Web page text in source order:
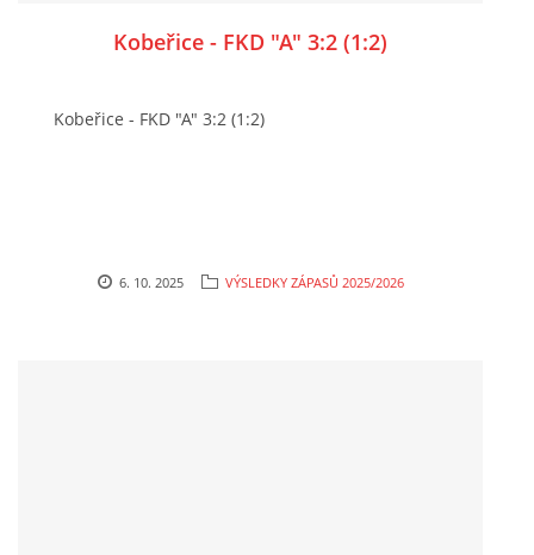
Kobeřice - FKD "A" 3:2 (1:2)
Kobeřice - FKD "A" 3:2 (1:2)
6. 10. 2025 VÝSLEDKY ZÁPASŮ 2025/2026